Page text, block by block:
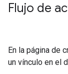
Flujo de
En la página de
un vínculo en el